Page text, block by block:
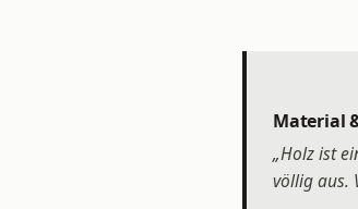
Material
„Holz ist
völlig aus.